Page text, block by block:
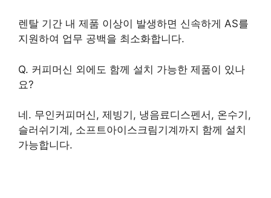
렌탈 기간 내 제품 이상이 발생하면 신속하게 AS를
지원하여 업무 공백을 최소화합니다.
Q. 커피머신 외에도 함께 설치 가능한 제품이 있나
요?
네. 무인커피머신, 제빙기, 냉음료디스펜서, 온수기,
슬러쉬기계, 소프트아이스크림기계까지 함께 설치
가능합니다.